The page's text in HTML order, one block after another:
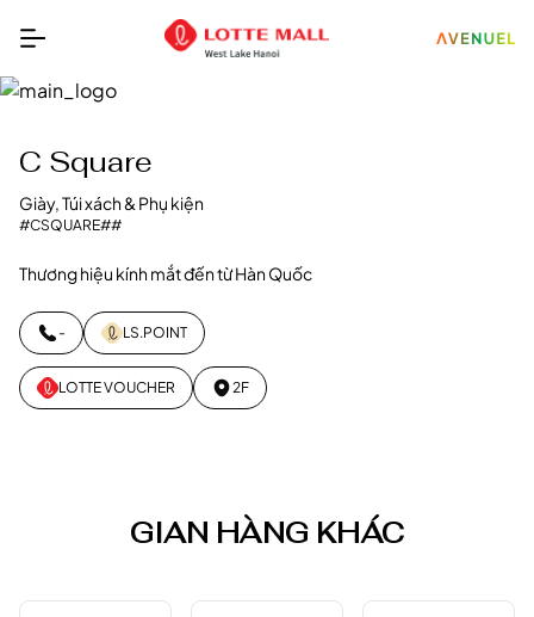
C Square
Giày, Túi xách & Phụ kiện
#CSQUARE##
Thương hiệu kính mắt đến từ Hàn Quốc
- LS.POINT
LOTTE VOUCHER 2F
GIAN HÀNG KHÁC